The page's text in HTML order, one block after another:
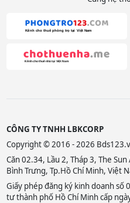
CÔNG TY TNHH LBKCORP
Copyright © 2016 - 2026
Căn 02.34, Lầu 2, Tháp 3, The
Bình Trưng, Tp.Hồ Chí Minh, Việt
Giấy phép đăng ký kinh doanh số
tư thành phố Hồ Chí Minh cấp